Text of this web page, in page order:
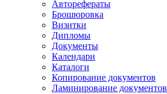
Авторефераты
Брошюровка
Визитки
Дипломы
Документы
Календари
Каталоги
Копирование документов
Ламинирование документов